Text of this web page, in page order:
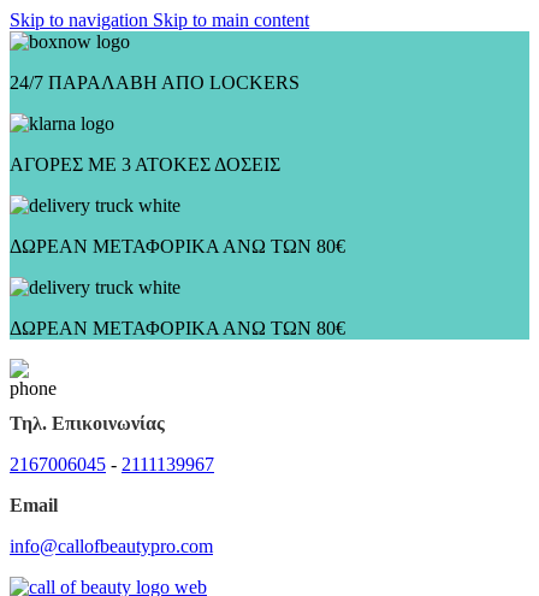
Skip to navigation Skip to main content
24/7 ΠΑΡΑΛΑΒΗ ΑΠΟ LOCKERS
ΑΓΟΡΕΣ ΜΕ 3 ΑΤΟΚΕΣ ΔΟΣΕΙΣ
ΔΩΡΕΑΝ ΜΕΤΑΦΟΡΙΚΑ ΑΝΩ ΤΩΝ 80€
ΔΩΡΕΑΝ ΜΕΤΑΦΟΡΙΚΑ ΑΝΩ ΤΩΝ 80€
Τηλ. Επικοινωνίας
2167006045 - 2111139967
Email
info@callofbeautypro.com